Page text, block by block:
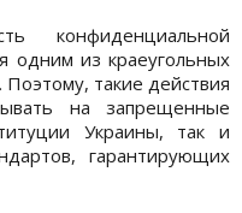
конфиденциальной
одним из краеугольных
такие действия
на запрещенные
Украины, так и
гарантирующих